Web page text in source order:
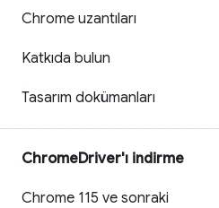
Chrome uzantıları
Katkıda bulun
Tasarım dokümanları
ChromeDriver'ı indirme
Chrome 115 ve sonraki